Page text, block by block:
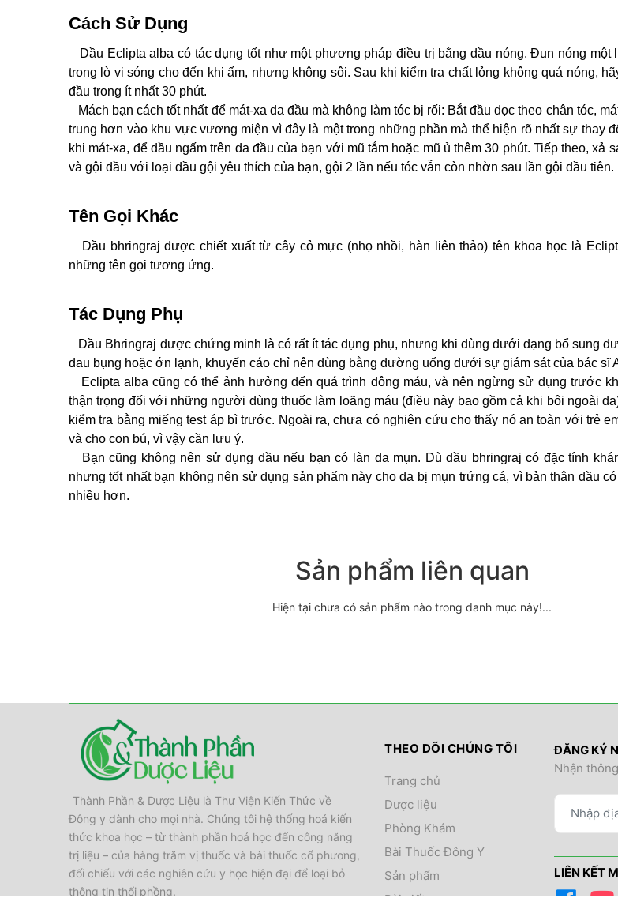
Cách Sử Dụng
Dầu Eclipta alba có tác dụng tốt như một phương pháp điều trị bằng dầu nóng. Đun nóng một
trong lò vi sóng cho đến khi ấm, nhưng không sôi. Sau khi kiểm tra chất lỏng không quá nóng,
đầu trong ít nhất 30 phút.
Mách bạn cách tốt nhất để mát-xa da đầu mà không làm tóc bị rối: Bắt đầu dọc theo chân tóc,
trung hơn vào khu vực vương miện vì đây là một trong những phần mà thể hiện rõ nhất sự thay
khi mát-xa, để dầu ngấm trên da đầu của bạn với mũ tắm hoặc mũ ủ thêm 30 phút. Tiếp theo, xả
và gội đầu với loại dầu gội yêu thích của bạn, gội 2 lần nếu tóc vẫn còn nhờn sau lần gội đầu tiên.
Tên Gọi Khác
Dầu bhringraj được chiết xuất từ cây cỏ mực (nhọ nhồi, hàn liên thảo) tên khoa học là
những tên gọi tương ứng.
Tác Dụng Phụ
Dầu Bhringraj được chứng minh là có rất ít tác dụng phụ, nhưng khi dùng dưới dạng bổ sung
đau bụng hoặc ớn lạnh, khuyến cáo chỉ nên dùng bằng đường uống dưới sự giám sát của bác sĩ
Eclipta alba cũng có thể ảnh hưởng đến quá trình đông máu, và nên ngừng sử dụng trước
thận trọng đối với những người dùng thuốc làm loãng máu (điều này bao gồm cả khi bôi ngoài
kiểm tra bằng miếng test áp bì trước. Ngoài ra, chưa có nghiên cứu cho thấy nó an toàn với trẻ
và cho con bú, vì vậy cần lưu ý.
Bạn cũng không nên sử dụng dầu nếu bạn có làn da mụn. Dù dầu bhringraj có đặc tính
nhưng tốt nhất bạn không nên sử dụng sản phẩm này cho da bị mụn trứng cá, vì bản thân dầu
nhiều hơn.
Sản phẩm liên quan
Hiện tại chưa có sản phẩm nào trong danh mục này!...
Thành Phần & Dược Liệu là Thư Viện Kiến Thức về
Đông y dành cho mọi nhà. Chúng tôi hệ thống hoá kiến
thức khoa học – từ thành phần hoá học đến công năng
trị liệu – của hàng trăm vị thuốc và bài thuốc cổ phương,
đối chiếu với các nghiên cứu y học hiện đại để loại bỏ
thông tin thổi phồng.
THEO DÕI CHÚNG TÔI
Trang chủ
Dược liệu
Phòng Khám
Bài Thuốc Đông Y
Sản phẩm
Bài viết
ĐĂNG KÝ
Nhận
LIÊN KẾT